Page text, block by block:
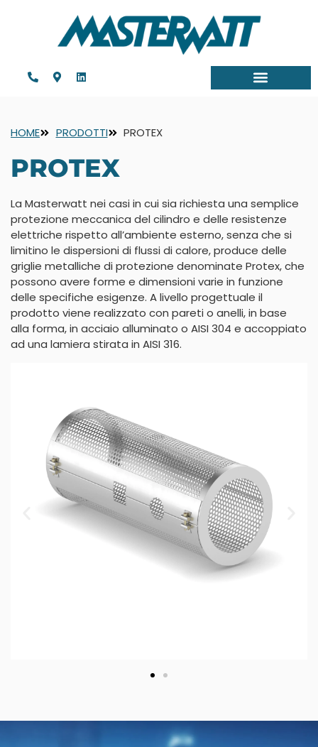
HOME PRODOTTI PROTEX
PROTEX
La Masterwatt nei casi in cui sia richiesta una semplice
protezione meccanica del cilindro e delle resistenze
elettriche rispetto all’ambiente esterno, senza che si
limitino le dispersioni di flussi di calore, produce delle
griglie metalliche di protezione denominate Protex, che
possono avere forme e dimensioni varie in funzione
delle specifiche esigenze. A livello progettuale il
prodotto viene realizzato con pareti o anelli, in base
alla forma, in acciaio alluminato o AISI 304 e accoppiato
ad una lamiera stirata in AISI 316.